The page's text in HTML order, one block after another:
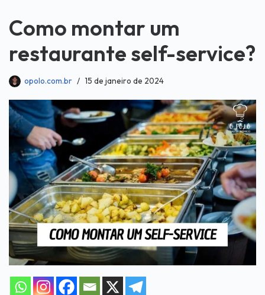
Como montar um
restaurante self-service?
opolo.com.br 15 de janeiro de 2024